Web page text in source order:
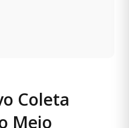
Coleta
Meio